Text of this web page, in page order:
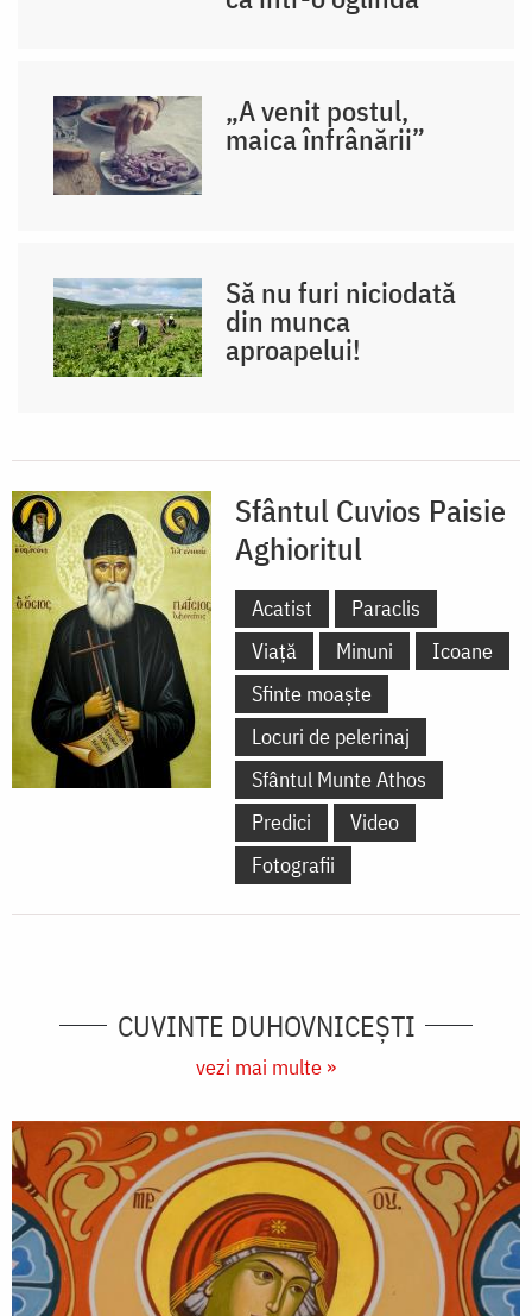
„A venit postul,
maica înfrânării”
Să nu furi niciodată
din munca
aproapelui!
Sfântul Cuvios Paisie
Aghioritul
Acatist
Paraclis
Viață
Minuni
Icoane
Sfinte moaște
Locuri de pelerinaj
Sfântul Munte Athos
Predici
Video
Fotografii
CUVINTE DUHOVNICEȘTI
vezi mai multe »